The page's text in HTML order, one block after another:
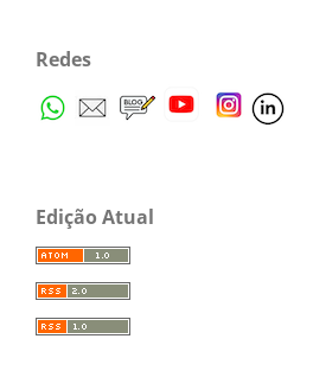
Redes
Edição Atual